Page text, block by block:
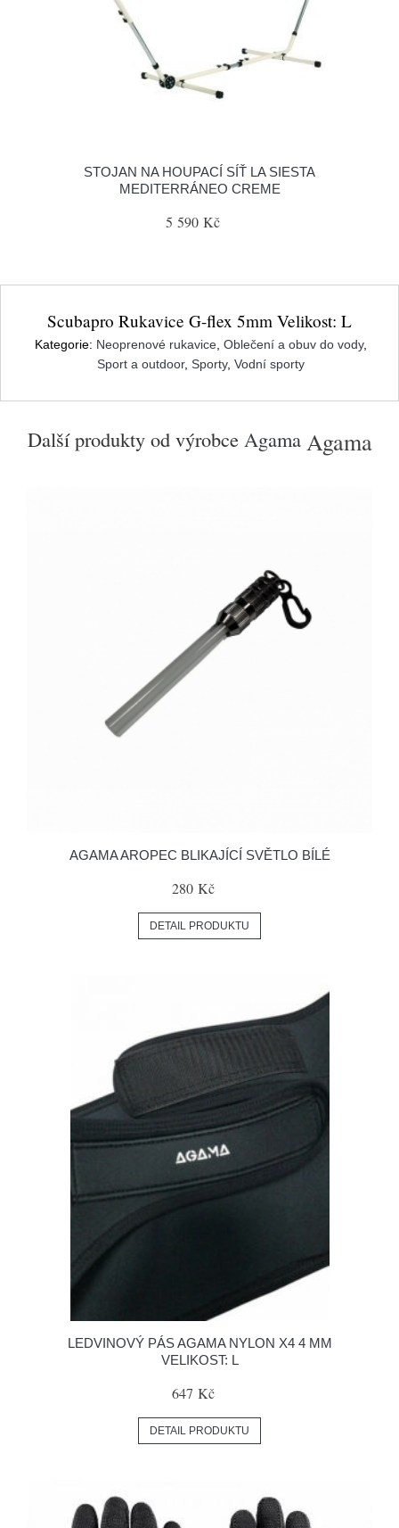
STOJAN NA HOUPACÍ SÍŤ LA SIESTA
MEDITERRÁNEO CREME
5 590 Kč
Scubapro Rukavice G-flex 5mm Velikost: L
Kategorie: Neoprenové rukavice, Oblečení a obuv do vody,
Sport a outdoor, Sporty, Vodní sporty
Další produkty od výrobce Agama Agama
AGAMA AROPEC BLIKAJÍCÍ SVĚTLO BÍLÉ
280 Kč
DETAIL PRODUKTU
LEDVINOVÝ PÁS AGAMA NYLON X4 4 MM
VELIKOST: L
647 Kč
DETAIL PRODUKTU